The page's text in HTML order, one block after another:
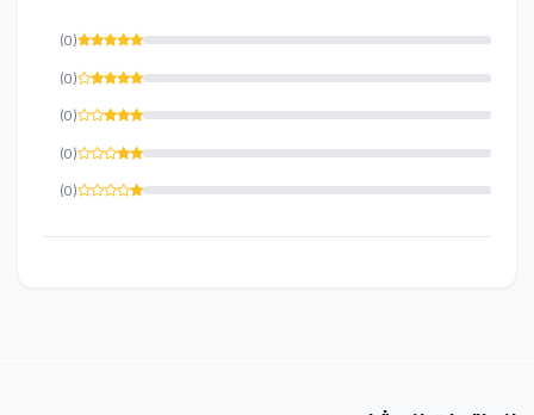
(0)
(0)
(0)
(0)
(0)